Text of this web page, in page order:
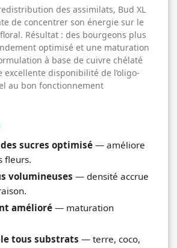
des assimilats, Bud XL
de concentrer son énergie sur le
Résultat : des bourgeons plus
optimisé et une maturation
à base de cuivre chélaté
excellente disponibilité de l’oligo-
au bon fonctionnement
sucres optimisé— améliore
fleurs.
volumineuses — densité accrue
amélioré — maturation
tous substrats — terre, coco,